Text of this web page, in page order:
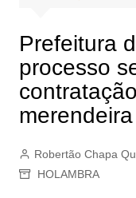
Prefeitura
processo
merendeira
Robertão Chapa
HOLAMBRA